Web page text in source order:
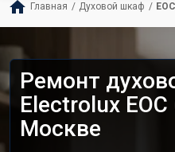
Главная / Духовой шкаф /
Ремонт
Electrolux
Москве